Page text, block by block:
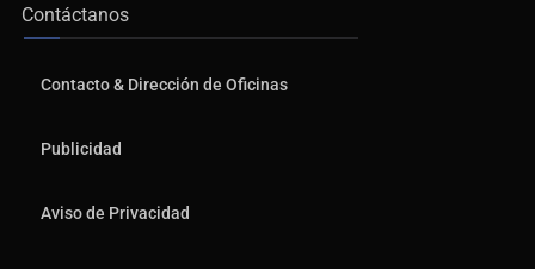
Contáctanos
Contacto & Dirección de Oficinas
Publicidad
Aviso de Privacidad